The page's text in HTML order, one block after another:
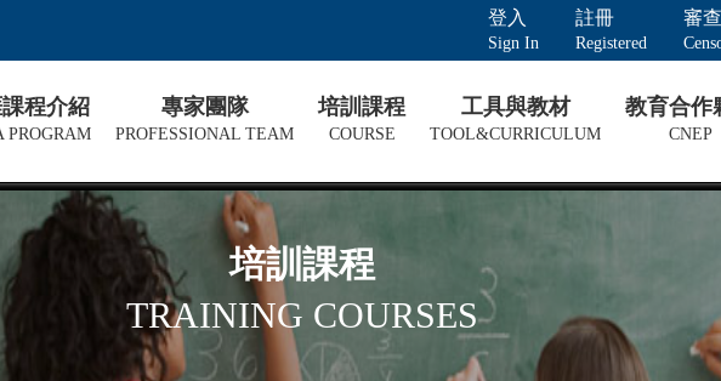
登入
Sign In
註冊
Registered
審
程介紹
PROGRAM
專家團隊
PROFESSIONAL TEAM
培訓課程
COURSE
工具與教材
TOOL&CURRICULUM
教育合作
CNEP
培訓課程
TRAINING COURSES